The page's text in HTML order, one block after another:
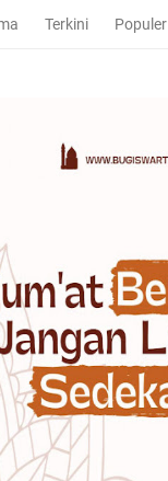
Terkini Populer